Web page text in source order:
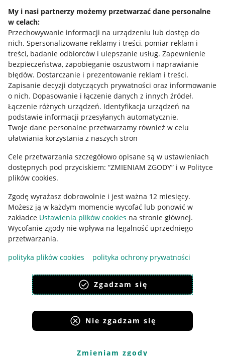
My i nasi partnerzy możemy przetwarzać dane personalne
w celach:
Przechowywanie informacji na urządzeniu lub dostęp do
nich. Spersonalizowane reklamy i treści, pomiar reklam i
treści, badanie odbiorców i ulepszanie usług. Zapewnienie
bezpieczeństwa, zapobieganie oszustwom i naprawianie
błędów. Dostarczanie i prezentowanie reklam i treści.
Zapisanie decyzji dotyczących prywatności oraz informowanie
o nich. Dopasowanie i łączenie danych z innych źródeł.
Łączenie różnych urządzeń. Identyfikacja urządzeń na
podstawie informacji przesyłanych automatycznie.
Twoje dane personalne przetwarzamy również w celu
ułatwiania korzystania z naszych stron
Cele przetwarzania szczegółowo opisane są w ustawieniach
dostępnych pod przyciskiem: “ZMIENIAM ZGODY” i w Polityce
plików cookies.
Zgodę wyrażasz dobrowolnie i jest ważna 12 miesięcy.
Możesz ją w każdym momencie wycofać lub ponowić w
zakładce Ustawienia plików cookies na stronie głównej.
Wycofanie zgody nie wpływa na legalność uprzedniego
przetwarzania.
polityka plików cookies
polityka ochrony prywatności
Zgadzam się
Nie zgadzam się
Zmieniam zgody
Allegro Gadane dla sprzedających
Allegro Gadane dla kupujących
Mapa miejscowości
Informacje prawne
Regulamin
Polityka plików "cookies"
Ustawienia plików "cookies"
Udostępnianie lokalizacji
Informacje dla Aktu o Usługach Cyfrowych
Pobierz aplikację
Korzystanie z serwisu oznacza akceptacjęregulaminu